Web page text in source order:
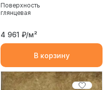
Поверхность
глянцевая
4 961 ₽/м²
В корзину